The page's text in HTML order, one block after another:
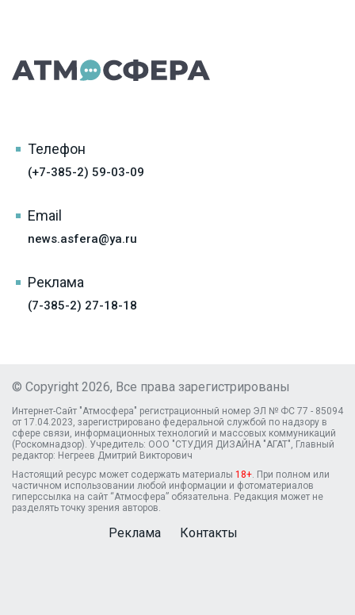
Телефон
(+7-385-2) 59-03-09
Email
news.asfera@ya.ru
Реклама
(7-385-2) 27-18-18
© Copyright 2026, Все права зарегистрированы
Интернет-Сайт "Атмосфера" регистрационный номер ЭЛ № ФС 77 - 85094
от 17.04.2023, зарегистрировано федеральной службой по надзору в
сфере связи, информационных технологий и массовых коммуникаций
(Роскомнадзор). Учредитель: ООО "СТУДИЯ ДИЗАЙНА "АГАТ", Главный
редактор: Негреев Дмитрий Викторович
Настоящий ресурс может содержать материалы 18+. При полном или
частичном использовании любой информации и фотоматериалов
гиперссылка на сайт “Атмосфера” обязательна. Редакция может не
разделять точку зрения авторов.
Реклама Контакты